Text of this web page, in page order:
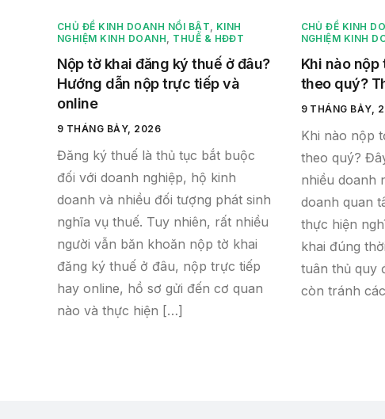
CHỦ ĐỀ KINH DOANH NỔI BẬT
KINH
NGHIỆM KINH DOANH
THUẾ & HĐĐT
Nộp tờ khai đăng ký thuế ở đâu?
Hướng dẫn nộp trực tiếp và
online
9 THÁNG BẢY, 2026
Đăng ký thuế là thủ tục bắt buộc
đối với doanh nghiệp, hộ kinh
doanh và nhiều đối tượng phát sinh
nghĩa vụ thuế. Tuy nhiên, rất nhiều
người vẫn băn khoăn nộp tờ khai
đăng ký thuế ở đâu, nộp trực tiếp
hay online, hồ sơ gửi đến cơ quan
nào và thực hiện […]
CHỦ ĐỀ KINH
NGHIỆM KINH
Khi nào nộp
theo quý?
9 THÁNG BẢY,
Khi nào nộp
theo quý?
nhiều doanh
doanh quan
thực hiện
khai đúng
tuân thủ quy
còn tránh